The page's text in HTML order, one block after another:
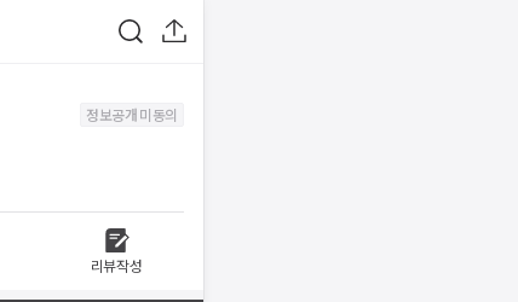
정보공개 미동의
리뷰작성